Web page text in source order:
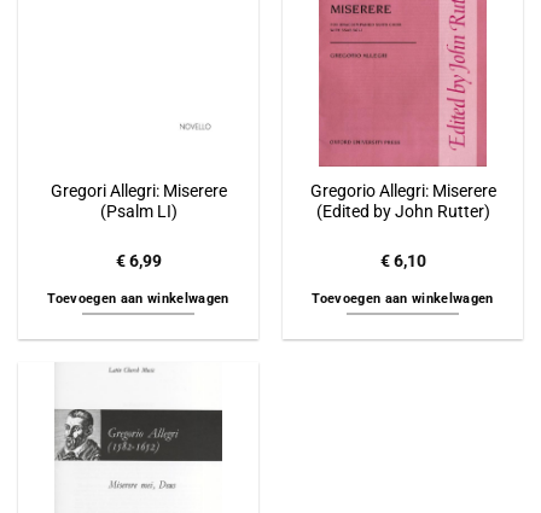
Gregori Allegri: Miserere
(Psalm LI)
€6,99
Toevoegen aan winkelwagen
Gregorio Allegri: Miserere
(Edited by John Rutter)
€6,10
Toevoegen aan winkelwagen